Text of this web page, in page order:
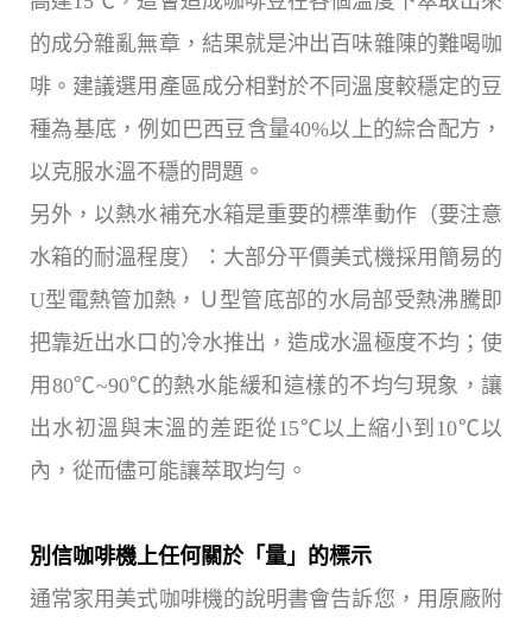
的成分雜亂無章，結果就是沖出百味雜陳的難喝咖
啡。建議選用產區成分相對於不同溫度較穩定的豆
種為基底，例如巴西豆含量40%以上的綜合配方，
以克服水溫不穩的問題。
另外，以熱水補充水箱是重要的標準動作（要注意
水箱的耐溫程度）：大部分平價美式機採用簡易的
U型電熱管加熱，Ｕ型管底部的水局部受熱沸騰即
把靠近出水口的冷水推出，造成水溫極度不均；使
用80℃~90℃的熱水能緩和這樣的不均勻現象，讓
出水初溫與末溫的差距從15℃以上縮小到10℃以
內，從而儘可能讓萃取均勻。
別信咖啡機上任何關於「量」的標示
通常家用美式咖啡機的說明書會告訴您，用原廠附